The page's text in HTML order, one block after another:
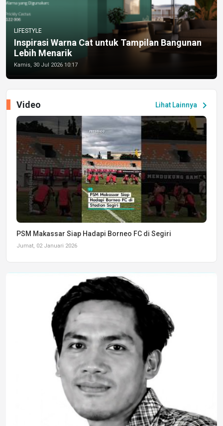
LIFESTYLE
Inspirasi Warna Cat untuk Tampilan Bangunan
Lebih Menarik
Kamis, 30 Jul 2026 10:17
Lihat Lainnya chevron_right
Video
PSM Makassar Siap Hadapi Borneo FC di Segiri
Jumat, 02 Januari 2026